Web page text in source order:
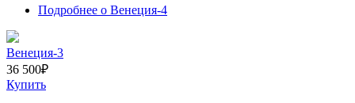
Подробнее о Венеция-4
Венеция-3
36 500₽
Купить